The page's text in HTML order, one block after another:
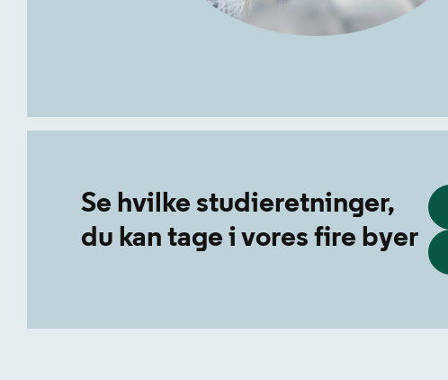
Se hvilke studieretninger,
du kan tage i vores fire byer